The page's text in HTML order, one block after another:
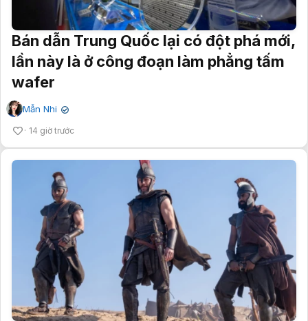
Bán dẫn Trung Quốc lại có đột phá mới,
lần này là ở công đoạn làm phẳng tấm
wafer
Mẫn Nhi ✔
14 giờ trước